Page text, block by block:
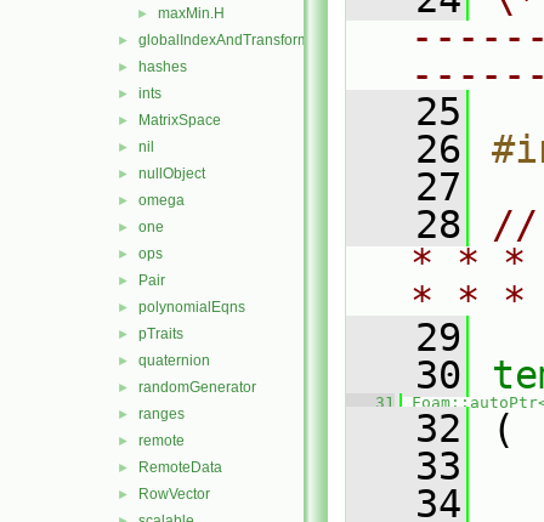
► maxMin.H
► globalIndexAndTransform
► hashes
► ints
► MatrixSpace
► nil
► nullObject
► omega
► one
► ops
► Pair
► polynomialEqns
► pTraits
► quaternion
► randomGenerator
► ranges
► remote
► RemoteData
► RowVector
   25
   26
   27
   28
//
* * *
* *
   29
   30
   31
   32
(
   33
   34